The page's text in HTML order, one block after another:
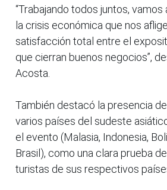
“Trabajando todos juntos, vamos
la crisis económica que nos
satisfacción total entre el
que cierran buenos negocios”,
Acosta.
También destacó la presencia
varios países del sudeste
el evento (Malasia, Indonesia,
Brasil), como una clara prueba
turistas de sus respectivos